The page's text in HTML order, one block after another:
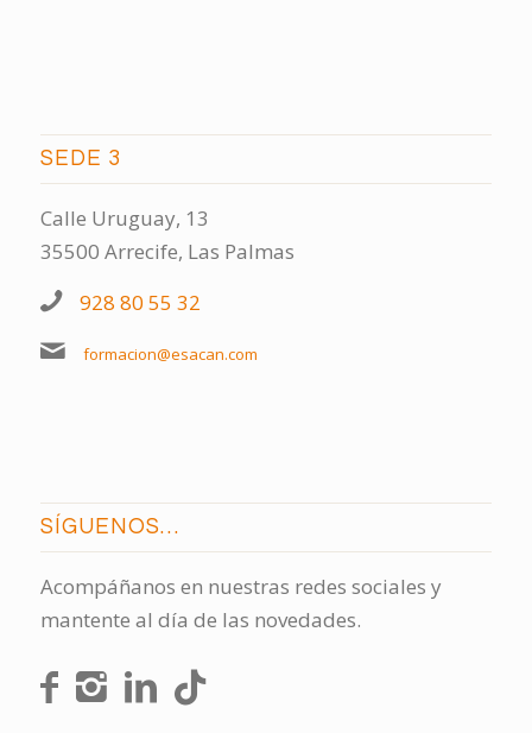
SEDE 3
Calle Uruguay, 13
35500 Arrecife, Las Palmas
928 80 55 32
formacion@esacan.com
SÍGUENOS…
Acompáñanos en nuestras redes sociales y
mantente al día de las novedades.